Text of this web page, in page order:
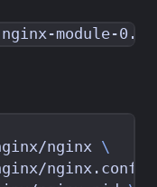
nginx
nginx.conf